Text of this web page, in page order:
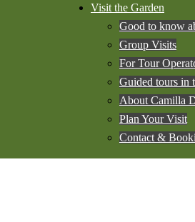
Visit the Garden
Good to know
Group Visits
For Tour
Guided tours in
About Camilla
Plan Your Visit
Contact &